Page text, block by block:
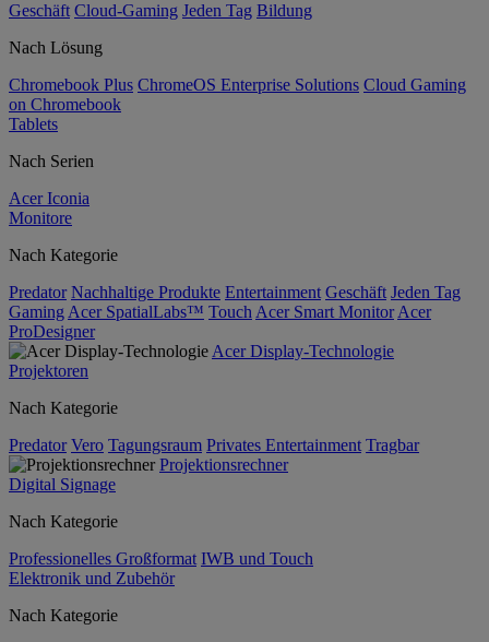
Geschäft Cloud-Gaming Jeden Tag Bildung
Nach Lösung
Chromebook Plus ChromeOS Enterprise Solutions Cloud Gaming
on Chromebook
Tablets
Nach Serien
Acer Iconia
Monitore
Nach Kategorie
Predator Nachhaltige Produkte Entertainment Geschäft Jeden Tag
Gaming Acer SpatialLabs™ Touch Acer Smart Monitor Acer
ProDesigner
Acer Display-Technologie
Projektoren
Nach Kategorie
Predator Vero Tagungsraum Privates Entertainment Tragbar
Projektionsrechner
Digital Signage
Nach Kategorie
Professionelles Großformat IWB und Touch
Elektronik und Zubehör
Nach Kategorie